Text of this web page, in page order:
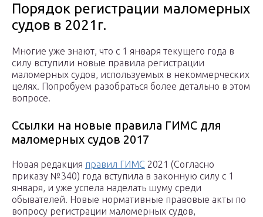
Порядок регистрации маломерных
судов в 2021г.
Многие уже знают, что с 1 января текущего года в
силу вступили новые правила регистрации
маломерных судов, используемых в некоммерческих
целях. Попробуем разобраться более детально в этом
вопросе.
Ссылки на новые правила ГИМС для
маломерных судов 2017
Новая редакция правил ГИМС 2021 (Согласно
приказу №340) года вступила в законную силу с 1
января, и уже успела наделать шуму среди
обывателей. Новые нормативные правовые акты по
вопросу регистрации маломерных судов,